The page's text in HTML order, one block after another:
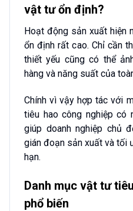
vật tư ổn định?
Hoạt động sản xuất hiện
ổn định rất cao. Chỉ cần
thiết yếu cũng có thể
hàng và năng suất của
Chính vì vậy hợp tác với
tiêu hao công nghiệp
giúp doanh nghiệp chủ
gián đoạn sản xuất và tối
hạn.
Danh mục vật tư
phổ biến